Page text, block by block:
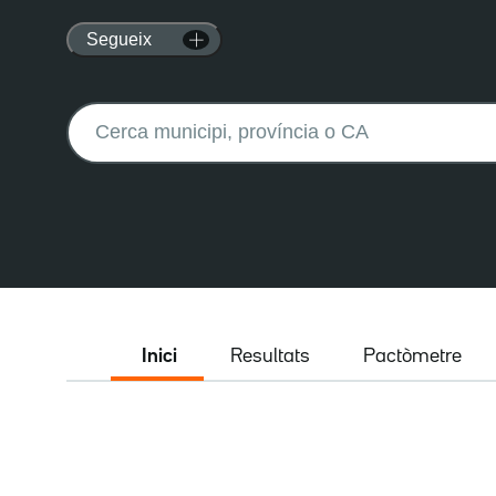
Segueix
Buscar:
Inici Resultats Pactòmetre